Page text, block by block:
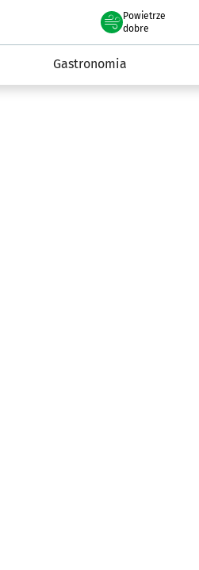
Powietrze
we Wrocławiu
dobre
Gastronomia